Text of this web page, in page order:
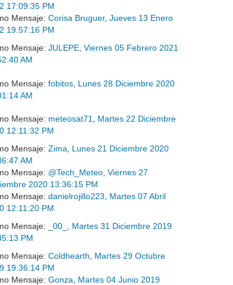
17:09:35 PM
Mensaje:Corisa Bruguer,Jueves 13 Enero
19:57:16 PM
Mensaje:JULEPE ,Viernes 05 Febrero 2021
AM
Mensaje:fobitos Lunes 28 Diciembre 2020
AM
Mensaje: meteosat71, Martes 22 Diciembre
12:11:32 PM
Mensaje:Zima
Lunes 21 Diciembre 2020
AM
Mensaje: @Tech_Meteo ,Viernes 27
2020 13:36:15 PM
Mensaje:danielrojillo223
Martes 07 Abril
12:11:20 PM
Mensaje: _00_
Martes 31 Diciembre 2019
PM
Mensaje:Coldhearth
Martes 29 Octubre
19:36:14 PM
Mensaje:Gonza
Martes 04 Junio 2019